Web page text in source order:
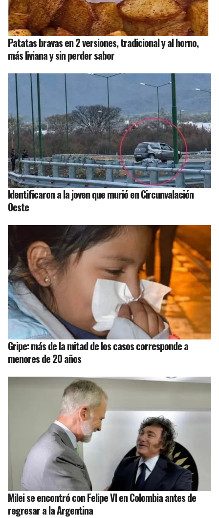
Patatas bravas en 2 versiones, tradicional y al horno,
más liviana y sin perder sabor
Identificaron a la joven que murió en Circunvalación
Oeste
Gripe: más de la mitad de los casos corresponde a
menores de 20 años
Milei se encontró con Felipe VI en Colombia antes de
regresar a la Argentina